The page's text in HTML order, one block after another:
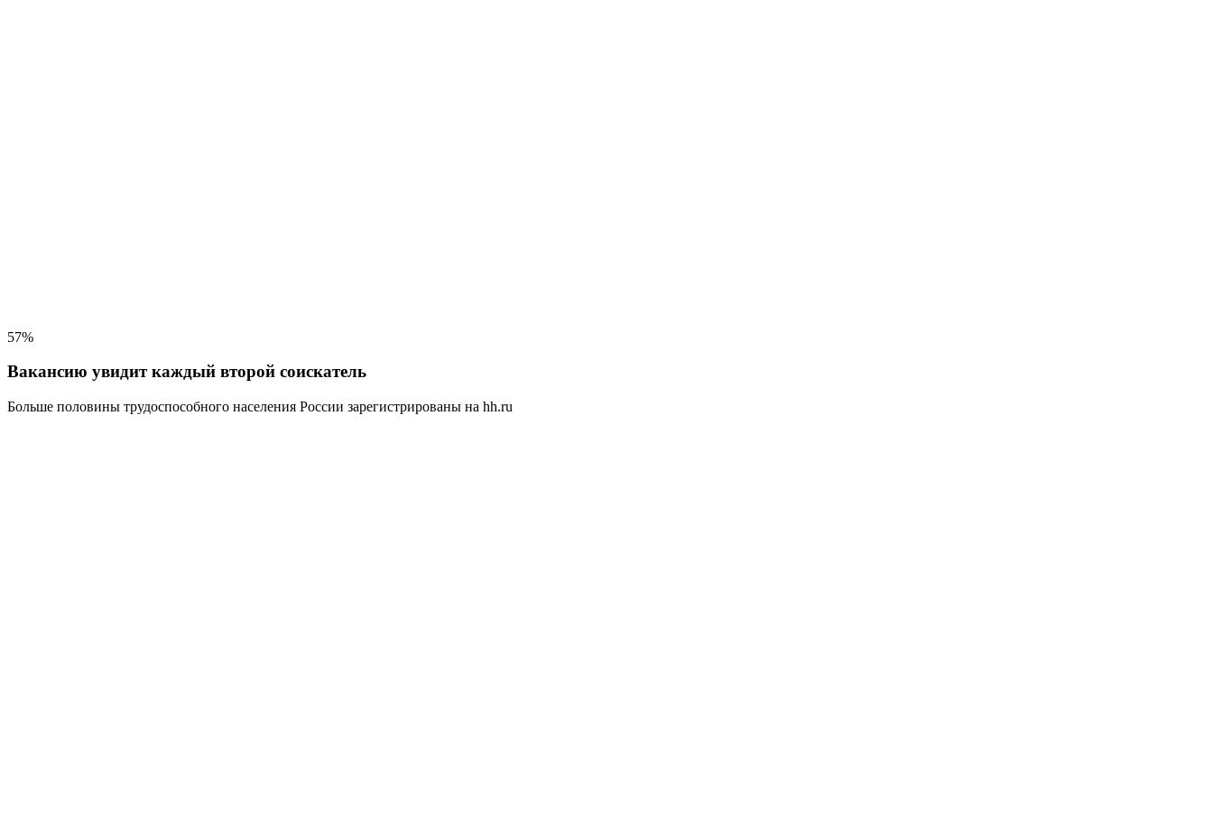
57%
Вакансию увидит каждый второй соискатель
Больше половины трудоспособного населения России зарегистрированы на hh.ru